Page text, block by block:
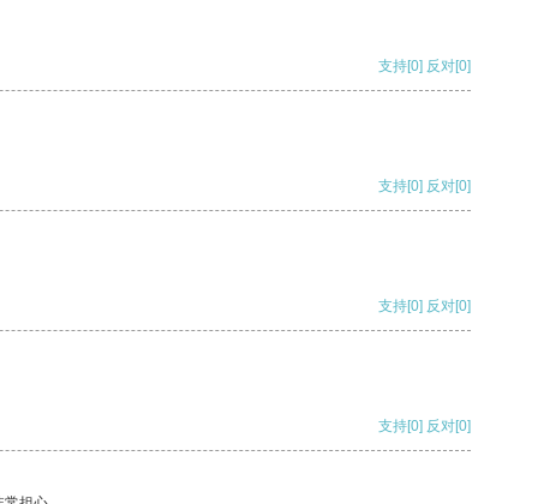
支持[0] 反对[0]
支持[0] 反对[0]
支持[0] 反对[0]
支持[0] 反对[0]